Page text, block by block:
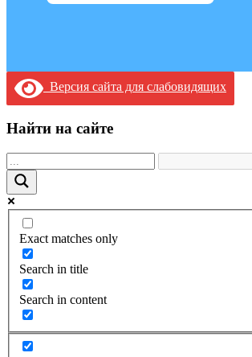
Версия сайта для слабовидящих
Найти на сайте
Exact matches only
Search in title
Search in content